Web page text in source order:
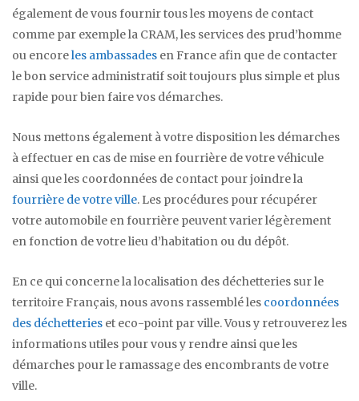
également de vous fournir tous les moyens de contact
comme par exemple la CRAM, les services des prud’homme
ou encoreles ambassades en France afin que de contacter
le bon service administratif soit toujours plus simple et plus
rapide pour bien faire vos démarches.
Nous mettons également à votre disposition les démarches
à effectuer en cas de mise en fourrière de votre véhicule
ainsi que les coordonnées de contact pour joindre la
fourrière de votre ville. Les procédures pour récupérer
votre automobile en fourrière peuvent varier légèrement
en fonction de votre lieu d’habitation ou du dépôt.
En ce qui concerne la localisation des déchetteries sur le
territoire Français, nous avons rassemblé les coordonnées
des déchetteries et eco-point par ville. Vous y retrouverez les
informations utiles pour vous y rendre ainsi que les
démarches pour le ramassage des encombrants de votre
ville.